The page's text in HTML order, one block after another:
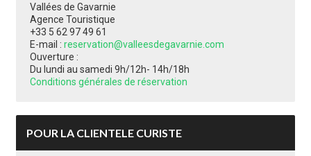
Vallées de Gavarnie
Agence Touristique
+33 5 62 97 49 61
E-mail : reservation@valleesdegavarnie.com
Ouverture :
Du lundi au samedi 9h/12h- 14h/18h
Conditions générales de réservation
POUR LA CLIENTELE CURISTE